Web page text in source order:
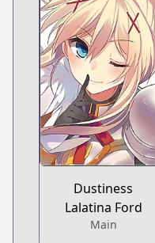
Dustiness
Lalatina Ford
Main